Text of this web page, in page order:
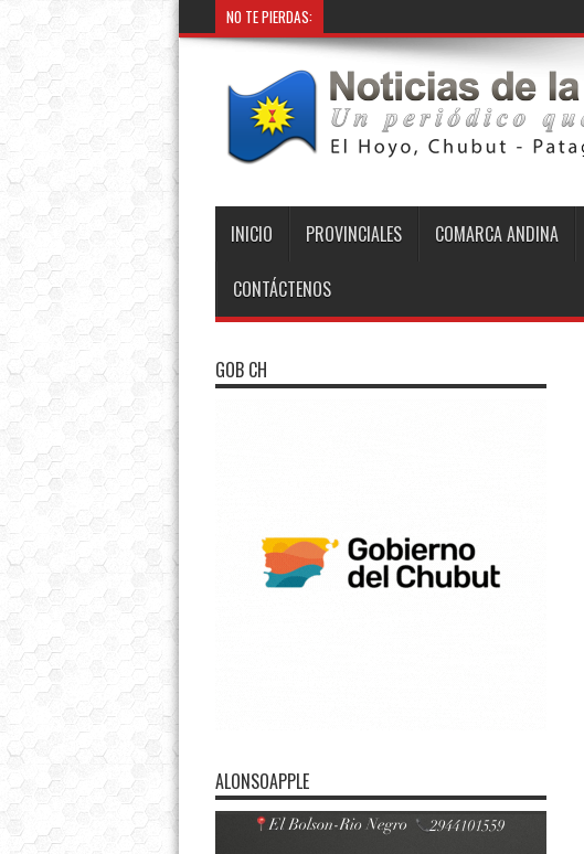
NO TE PIERDAS:
INICIO PROVINCIALES COMARCA ANDINA
CONTÁCTENOS
GOB CH
ALONSOAPPLE